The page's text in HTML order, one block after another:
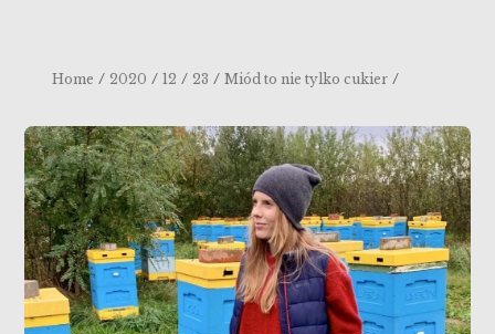
Home / 2020 / 12 / 23 / Miód to nie tylko cukier /